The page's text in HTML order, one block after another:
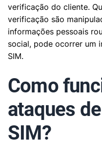
verificação do cliente.
verificação são
informações pessoais
social, pode ocorrer um
SIM.
Como
ataques
SIM?